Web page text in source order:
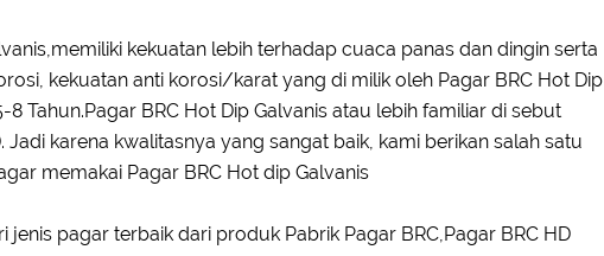
kekuatan lebih terhadap cuaca panas dan dingin serta
kekuatan anti korosi/karat yang di milik oleh Pagar BRC Hot Dip
8 Tahun.Pagar BRC Hot Dip Galvanis atau lebih familiar di sebut
Jadi karena kwalitasnya yang sangat baik, kami berikan salah satu
memakai Pagar BRC Hot dip Galvanis
jenis pagar terbaik dari produk Pabrik Pagar BRC,Pagar BRC HD